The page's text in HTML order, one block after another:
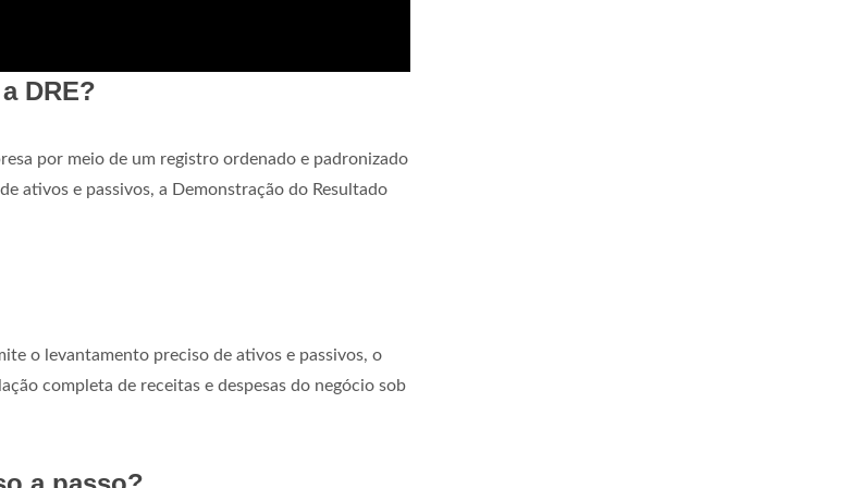
DRE?
por meio de um registro ordenado e padronizado
ativos e passivos, a Demonstração do Resultado
o levantamento preciso de ativos e passivos, o
completa de receitas e despesas do negócio sob